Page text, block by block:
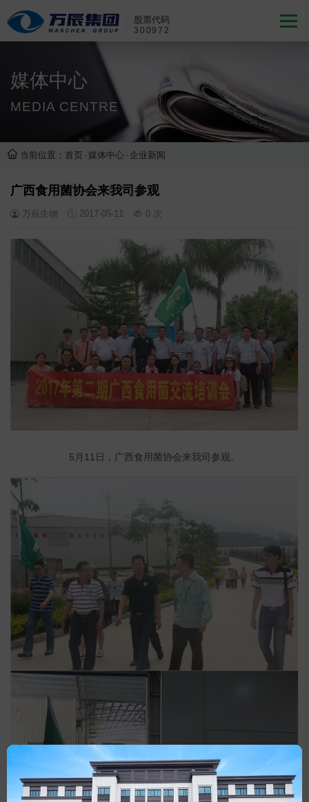
股票代码
300972
媒体中心
MEDIA CENTRE
当前位置： 首页 - 媒体中心 -企业新闻
广西食用菌协会来我司参观
万辰生物 2017-05-11 0 次
5月11日，广西食用菌协会来我司参观。